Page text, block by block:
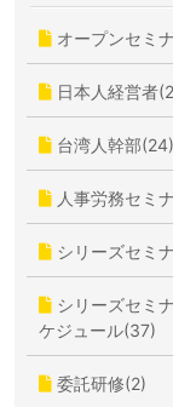
オープンセミ
日本人経営者
台湾人幹部(24)
人事労務セミ
シリーズセミ
シリーズセミ
ケジュール(37)
委託研修(2)